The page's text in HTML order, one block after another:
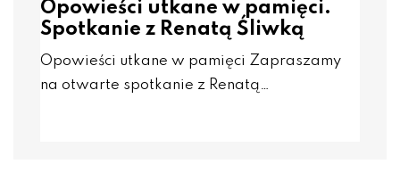
Opowieści utkane w pamięci.
Spotkanie z Renatą Śliwką
Opowieści utkane w pamięci Zapraszamy
na otwarte spotkanie z Renatą…